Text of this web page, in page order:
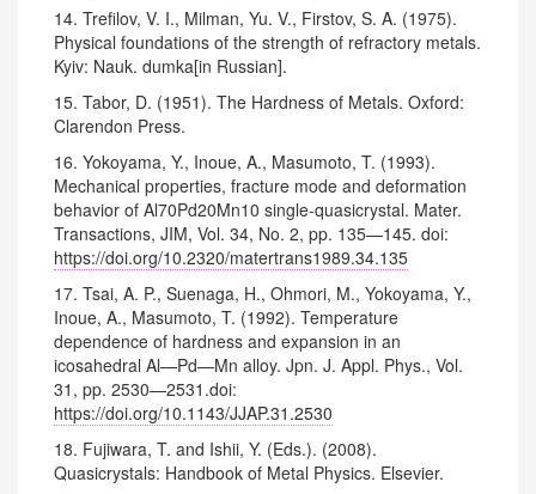
14. Trefilov, V. I., Milman, Yu. V., Firstov, S. A. (1975).
Physical foundations of the strength of refractory metals.
Kyiv: Nauk. dumka[in Russian].
15. Tabor, D. (1951). The Hardness of Metals. Oxford:
Clarendon Press.
16. Yokoyama, Y., Inoue, A., Masumoto, T. (1993).
Mechanical properties, fracture mode and deformation
behavior of Al70Pd20Mn10 single-quasicrystal. Mater.
Transactions, JIM, Vol. 34, No. 2, pp. 135—145. doi:
https://doi.org/10.2320/matertrans1989.34.135
17. Tsai, A. P., Suenaga, H., Ohmori, M., Yokoyama, Y.,
Inoue, A., Masumoto, T. (1992). Temperature
dependence of hardness and expansion in an
icosahedral Al—Pd—Mn alloy. Jpn. J. Appl. Phys., Vol.
31, pp. 2530—2531.doi:
https://doi.org/10.1143/JJAP.31.2530
18. Fujiwara, T. and Ishii, Y. (Eds.). (2008).
Quasicrystals: Handbook of Metal Physics. Elsevier.